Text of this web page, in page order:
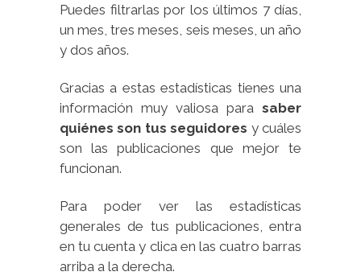
Puedes filtrarlas por los últimos 7 días,
un mes, tres meses, seis meses, un año
y dos años.
Gracias a estas estadísticas tienes una
información muy valiosa para saber
quiénes son tus seguidores y cuáles
son las publicaciones que mejor te
funcionan.
Para poder ver las estadísticas
generales de tus publicaciones, entra
en tu cuenta y clica en las cuatro barras
arriba a la derecha.